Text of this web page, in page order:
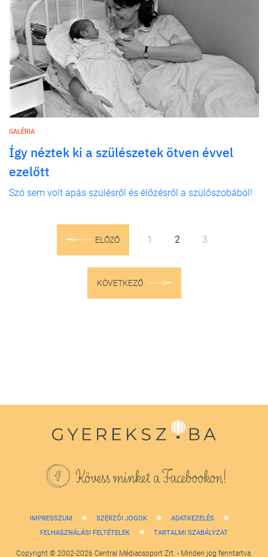
GALÉRIA
Így néztek ki a szülészetek ötven évvel
ezelőtt
Szó sem volt apás szülésről és élőzésről a szülőszobából!
ELŐZŐ 1 2 3
KÖVETKEZŐ
Kövess minket a Facebookon!
IMPRESSZUM SZERZŐI JOGOK
ADATKEZELÉS
FELHASZNÁLÁSI FELTÉTELEK
TARTALMI SZABÁLYZAT
Copyright © 2002-2026 Central Médiacsoport Zrt. - Minden jog fenntartva.